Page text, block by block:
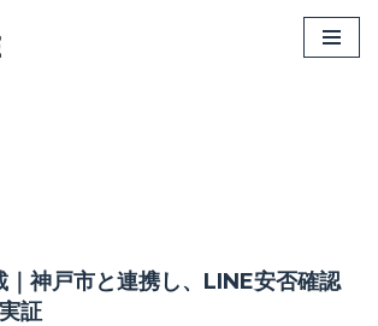
｜神戸市と連携し、LINE安否確認
証